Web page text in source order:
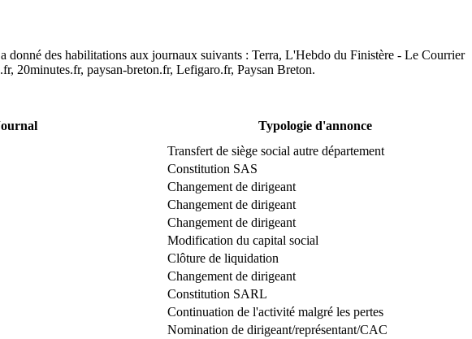
donné des habilitations aux journaux suivants : Terra, L'Hebdo du Finistère - Le Courrier
20minutes.fr, paysan-breton.fr, Lefigaro.fr, Paysan Breton.
Typologie d'annonce
Transfert de siège social autre département
Constitution SAS
Changement de dirigeant
Changement de dirigeant
Changement de dirigeant
Modification du capital social
Clôture de liquidation
Changement de dirigeant
Constitution SARL
Continuation de l'activité malgré les pertes
Nomination de dirigeant/représentant/CAC